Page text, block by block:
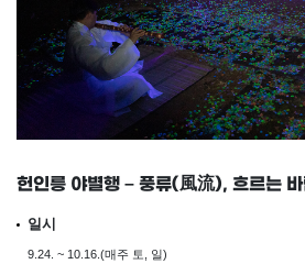
헌인릉 야별행 – 풍류(風流), 흐르는
일시
9.24. ~ 10.16.(매주 토, 일)